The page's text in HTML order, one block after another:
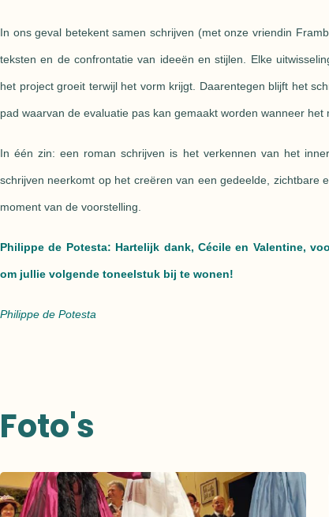
In ons geval betekent samen schrijven (met onze vriendin
teksten en de confrontatie van ideeën en stijlen. Elke
het project groeit terwijl het vorm krijgt. Daarentegen blijft het
pad waarvan de evaluatie pas kan gemaakt worden wanneer het
In één zin: een roman schrijven is het verkennen van het
schrijven neerkomt op het creëren van een gedeelde, zichtbare
moment van de voorstelling.
Philippe de Potesta: Hartelijk dank, Cécile en Valentine,
om jullie volgende toneelstuk bij te wonen!
Philippe de Potesta
Foto's